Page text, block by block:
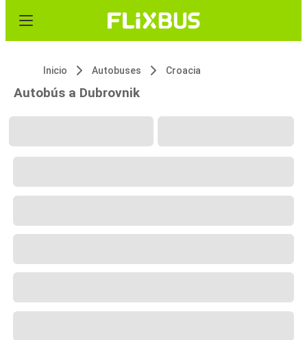
Inicio Autobuses Croacia
Autobús a Dubrovnik